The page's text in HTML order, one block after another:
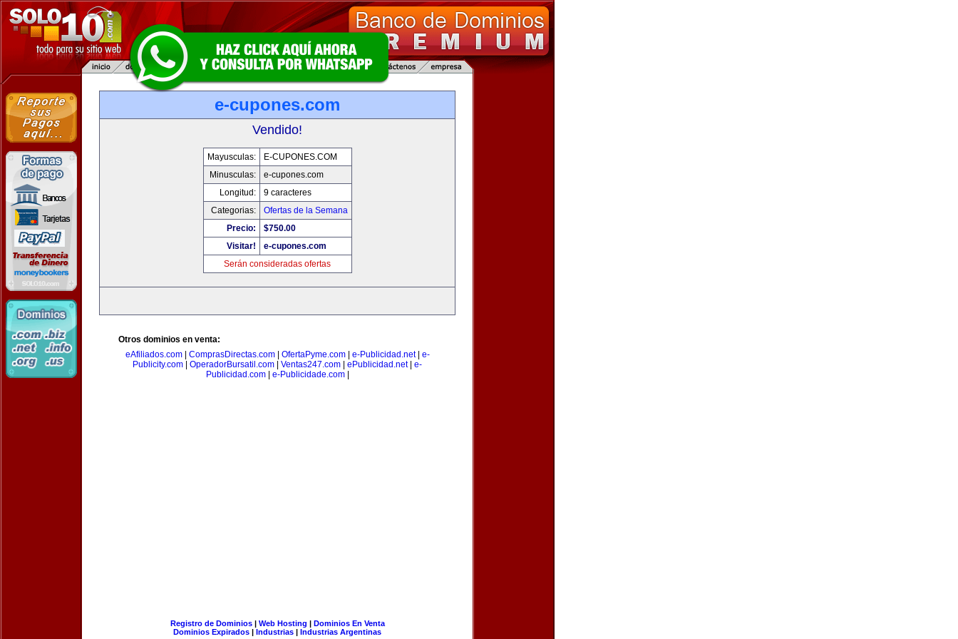
e-cupones.com
Vendido!
Mayusculas:
E-CUPONES.COM
Minusculas:
e-cupones.com
Longitud:
9 caracteres
Categorias:
Ofertas de la Semana
Precio:
$750.00
Visitar!
e-cupones.com
Serán consideradas ofertas
Otros dominios en venta:
eAfiliados.com| ComprasDirectas.com| OfertaPyme.com| e-Publicidad.net| e-
Publicity.com
OperadorBursatil.com Ventas247.com ePublicidad.net| e-
Publicidad.com| e-Publicidade.com|
Registro de Dominios| Web Hosting | Dominios En Venta
Dominios Expirados | Industrias | Industrias Argentinas